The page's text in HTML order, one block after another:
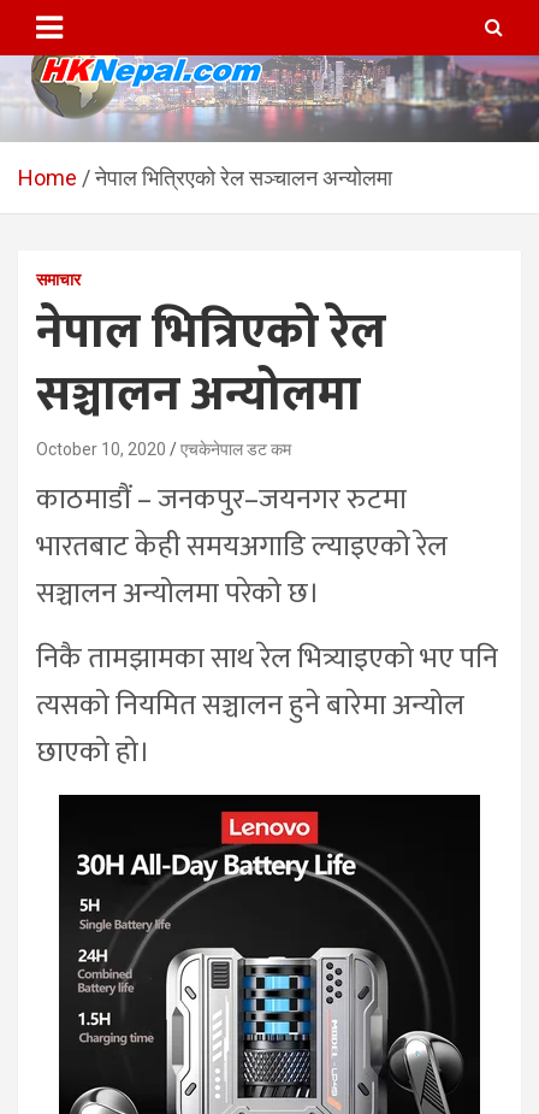
content
HKNepal.com – हङकङबाट
सञ्चालित पहिलो नेपाली अनलाईन
hknepal, hknepal.com, hk nepal, hk nepal com
Home नेपाल भित्रिएको रेल सञ्चालन अन्योलमा
समाचार
नेपाल भित्रिएको रेल
सञ्चालन अन्योलमा
October 10, 2020 एचकेनेपाल डट कम
काठमाडौं – जनकपुर–जयनगर रुटमा
भारतबाट केही समयअगाडि ल्याइएको रेल
सञ्चालन अन्योलमा परेको छ।
निकै तामझामका साथ रेल भित्र्याइएको भए पनि
त्यसको नियमित सञ्चालन हुने बारेमा अन्योल
छाएको हो।